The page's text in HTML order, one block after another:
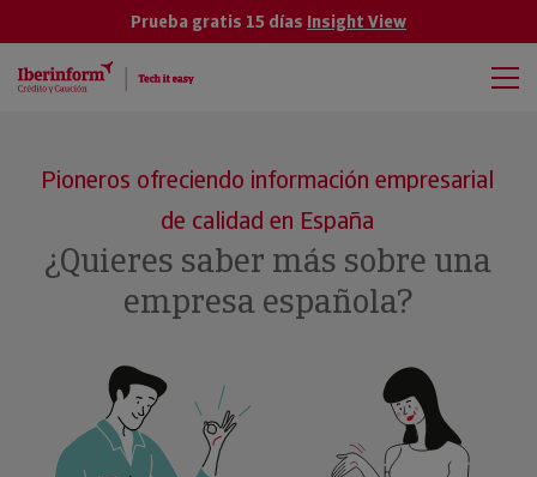
Prueba gratis 15 días Insight View
Pioneros ofreciendo información empresarial
de calidad en España
¿Quieres saber más sobre una
empresa española?